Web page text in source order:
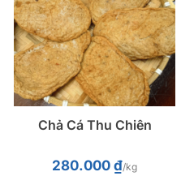
Chả Cá Thu Chiên
280.000 ₫/kg